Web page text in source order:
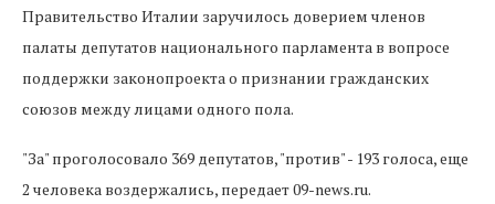
Правительство Италии заручилось доверием членов
палаты депутатов национального парламента в вопросе
поддержки законопроекта о признании гражданских
союзов между лицами одного пола.
"За" проголосовало 369 депутатов, "против" - 193 голоса, еще
2 человека воздержались, передает 09-news.ru.